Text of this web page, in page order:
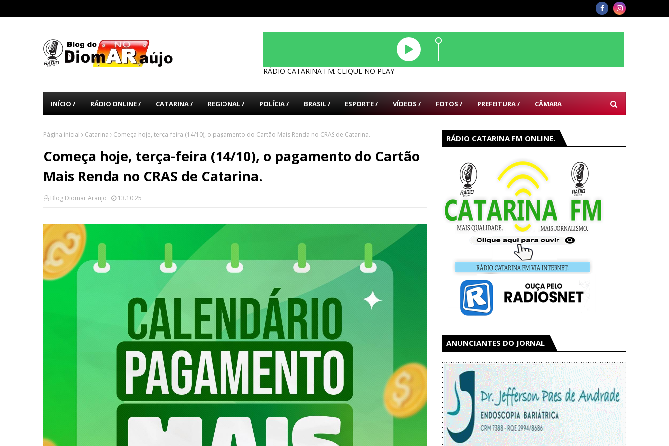
RÁDIO CATARINA FM. CLIQUE NO PLAY
INÍCIO / RÁDIO ONLINE / CATARINA / REGIONAL / POLÍCIA / BRASIL / ESPORTE / VÍDEOS / FOTOS / PREFEITURA / CÂMARA
Página inicial Catarina Começa hoje, terça-feira (14/10), o pagamento do Cartão Mais Renda no CRAS de Catarina.
Começa hoje, terça-feira (14/10), o pagamento do Cartão
Mais Renda no CRAS de Catarina.
Blog Diomar Araujo 13.10.25
RÁDIO CATARINA FM ONLINE.
ANUNCIANTES DO JORNAL